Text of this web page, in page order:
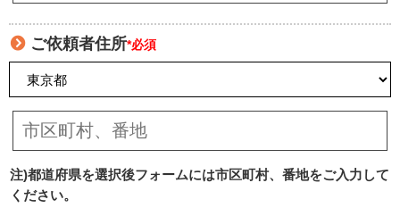
ご依頼者住所*必須
注)都道府県を選択後フォームには市区町村、番地をご入力して
ください。